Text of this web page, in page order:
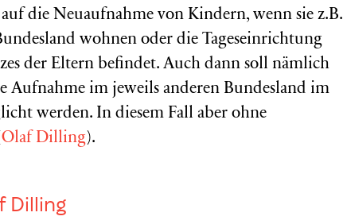
die Neuaufnahme von Kindern, wenn sie z.B.
wohnen oder die Tageseinrichtung
der Eltern befindet. Auch dann soll nämlich
Aufnahme im jeweils anderen Bundesland im
werden. In diesem Fall aber ohne
Olaf Dilling).
Dilling